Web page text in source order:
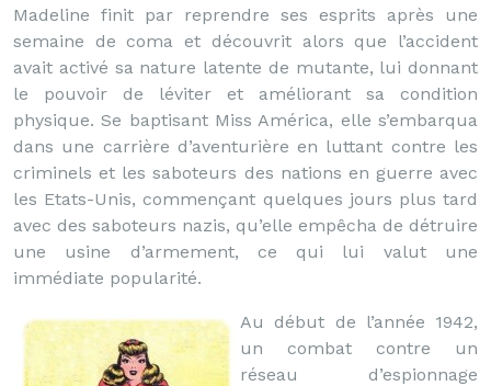
Madeline finit par reprendre ses esprits après une
semaine de coma et découvrit alors que l’accident
avait activé sa nature latente de mutante, lui donnant
le pouvoir de léviter et améliorant sa condition
physique. Se baptisant Miss América, elle s’embarqua
dans une carrière d’aventurière en luttant contre les
criminels et les saboteurs des nations en guerre avec
les Etats-Unis, commençant quelques jours plus tard
avec des saboteurs nazis, qu’elle empêcha de détruire
une usine d’armement, ce qui lui valut une
immédiate popularité.
Au début de l’année 1942,
un combat contre un
réseau d’espionnage